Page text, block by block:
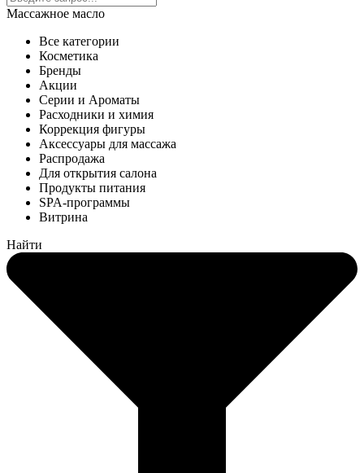
Массажное масло
Все категории
Косметика
Бренды
Акции
Серии и Ароматы
Расходники и химия
Коррекция фигуры
Аксессуары для массажа
Распродажа
Для открытия салона
Продукты питания
SPA-программы
Витрина
Найти